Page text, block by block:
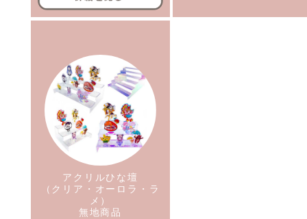
アクリルひな壇
（クリア・オーロラ・ラ
メ）
無地商品